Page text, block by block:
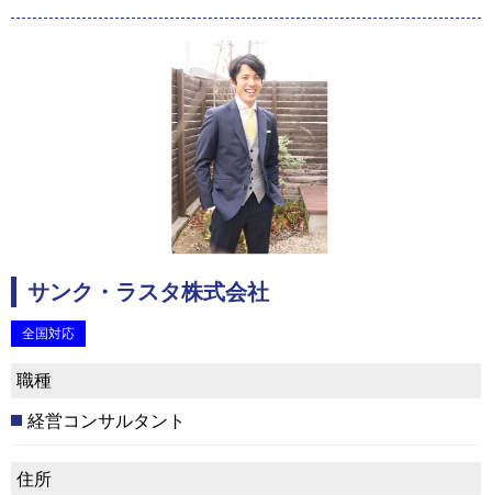
サンク・ラスタ株式会社
全国対応
職種
経営コンサルタント
住所